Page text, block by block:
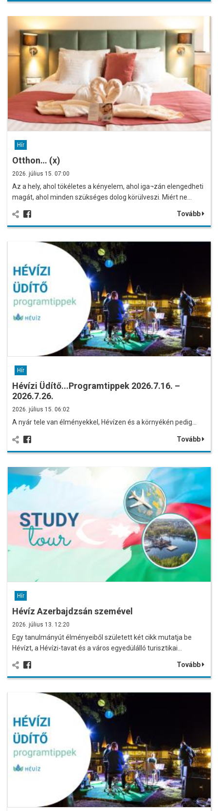
Hír
Otthon… (x)
2026. július 15. 07:00
Az a hely, ahol tökéletes a kényelem, ahol iga¬zán elengedheti
magát, ahol minden szükséges dolog körülveszi. Miért ne…
Tovább
Hír
Hévízi Üdítő...Programtippek 2026.7.16. –
2026.7.26.
2026. július 15. 06:02
A nyár tele van élményekkel, Hévízen és a környékén pedig…
Tovább
Hír
Hévíz Azerbajdzsán szemével
2026. július 13. 12:20
Egy tanulmányút élményeiből született két cikk mutatja be
Hévízt, a Hévízi-tavat és a város egyedülálló turisztikai…
Tovább